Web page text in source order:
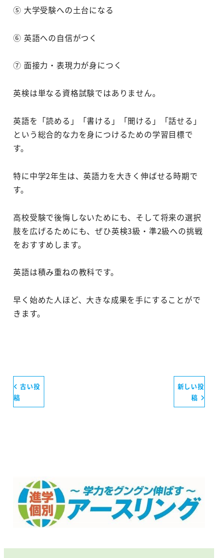
⑤ 大学受験への土台になる
⑥ 英語への自信がつく
⑦ 面接力・表現力が身につく
英検は単なる資格試験ではありません。
英語を「読める」「書ける」「聞ける」「話せる」
という総合的な力を身につけるための学習目標で
す。
特に中学2年生は、英語力を大きく伸ばせる時期で
す。
高校受験で後悔しないためにも、そして将来の選択
肢を広げるためにも、ぜひ英検3級・準2級への挑戦
をおすすめします。
英語は積み重ねの教科です。
早く始めた人ほど、大きな成果を手にすることがで
きます。
古い投
稿
新しい投
稿